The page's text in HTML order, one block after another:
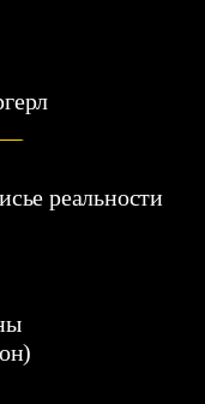
реальности